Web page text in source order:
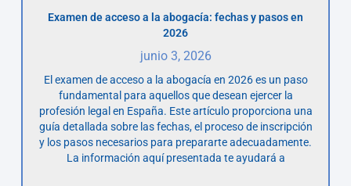
Examen de acceso a la abogacía: fechas y pasos en
2026
junio 3, 2026
El examen de acceso a la abogacía en 2026 es un paso
fundamental para aquellos que desean ejercer la
profesión legal en España. Este artículo proporciona una
guía detallada sobre las fechas, el proceso de inscripción
y los pasos necesarios para prepararte adecuadamente.
La información aquí presentada te ayudará a